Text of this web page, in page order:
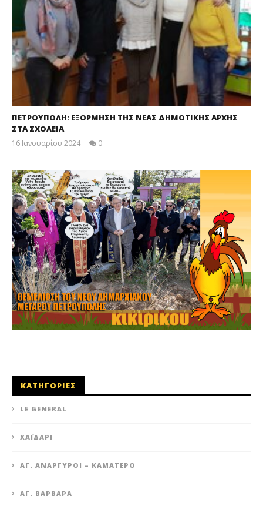
ΠΕΤΡΟΥΠΟΛΗ: ΕΞΟΡΜΗΣΗ ΤΗΣ ΝΕΑΣ ΔΗΜΟΤΙΚΗΣ ΑΡΧΗΣ
ΣΤΑ ΣΧΟΛΕΙΑ
16 Ιανουαρίου 2024
0
ΚΑΤΗΓΟΡΙΕΣ
LE GENERAL
XΑΪΔΆΡΙ
ΆΓ. ΑΝΆΡΓΥΡΟΙ – KΑΜΑΤΕΡΌ
ΑΓ. ΒΑΡΒΆΡΑ